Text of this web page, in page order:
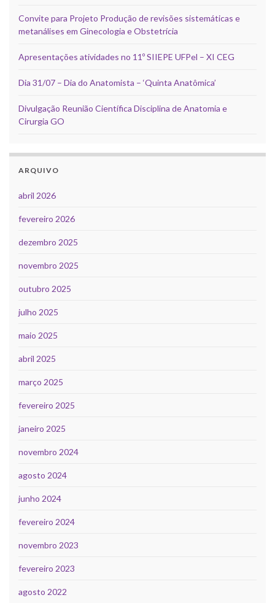
Convite para Projeto Produção de revisões sistemáticas e
metanálises em Ginecologia e Obstetrícia
Apresentações atividades no 11º SIIEPE UFPel – XI CEG
Dia 31/07 – Dia do Anatomista – ‘Quinta Anatômica’
Divulgação Reunião Científica Disciplina de Anatomia e
Cirurgia GO
ARQUIVO
abril 2026
fevereiro 2026
dezembro 2025
novembro 2025
outubro 2025
julho 2025
maio 2025
abril 2025
março 2025
fevereiro 2025
janeiro 2025
novembro 2024
agosto 2024
junho 2024
fevereiro 2024
novembro 2023
fevereiro 2023
agosto 2022